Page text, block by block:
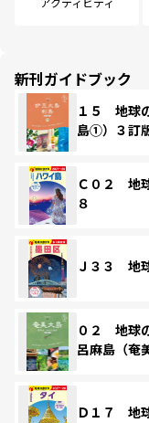
新刊ガイドブック
１５ 地球
島①）３訂
Ｃ０２ 地
８
Ｊ３３ 地
０２ 地球
呂麻島（奄
Ｄ１７ 地